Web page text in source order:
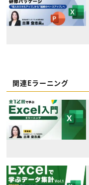
関連Eラーニング